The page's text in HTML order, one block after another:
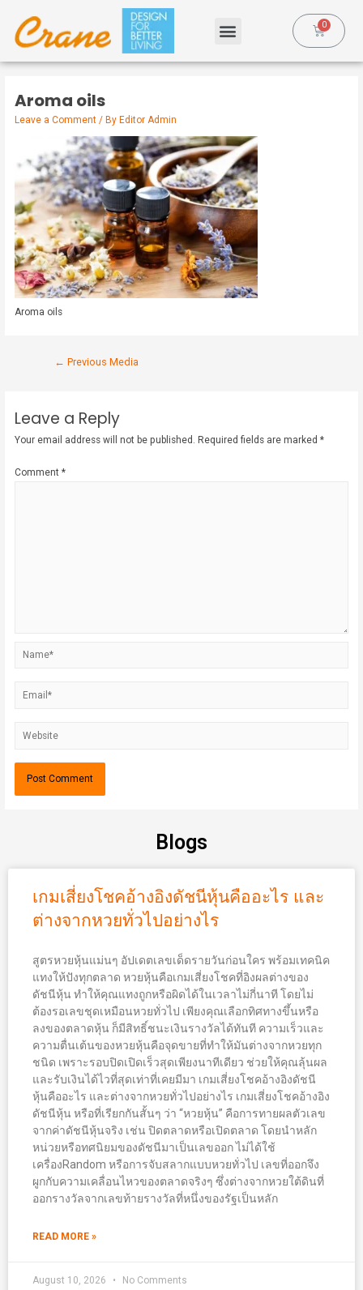
Aroma oils
Leave a Comment / ByEditor Admin
Aroma oils
← Previous Media
Leave a Reply
Your email address will not be published. Required fields are marked*
Comment*
Blogs
เกมเสี่ยงโชคอ้างอิงดัชนีหุ้นคืออะไร และ
ต่างจากหวยทั่วไปอย่างไร
สูตรหวยหุ้นแม่นๆ อัปเดตเลขเด็ดรายวันก่อนใคร พร้อมเทคนิค
แทงให้ปังทุกตลาด หวยหุ้นคือเกมเสี่ยงโชคที่อิงผลต่างของ
ดัชนีหุ้น ทำให้คุณแทงถูกหรือผิดได้ในเวลาไม่กี่นาที โดยไม่
ต้องรอเลขชุดเหมือนหวยทั่วไป เพียงคุณเลือกทิศทางขึ้นหรือ
ลงของตลาดหุ้น ก็มีสิทธิ์ชนะเงินรางวัลได้ทันที ความเร็วและ
ความตื่นเต้นของหวยหุ้นคือจุดขายที่ทำให้มันต่างจากหวยทุก
ชนิด เพราะรอบปิดเปิดเร็วสุดเพียงนาทีเดียว ช่วยให้คุณลุ้นผล
และรับเงินได้ไวที่สุดเท่าที่เคยมีมา เกมเสี่ยงโชคอ้างอิงดัชนี
หุ้นคืออะไร และต่างจากหวยทั่วไปอย่างไร เกมเสี่ยงโชคอ้างอิง
ดัชนีหุ้น หรือที่เรียกกันสั้นๆ ว่า “หวยหุ้น” คือการทายผลตัวเลข
จากค่าดัชนีหุ้นจริง เช่น ปิดตลาดหรือเปิดตลาด โดยนำหลัก
หน่วยหรือทศนิยมของดัชนีมาเป็นเลขออก ไม่ได้ใช้
เครื่องRandom หรือการจับสลากแบบหวยทั่วไป เลขที่ออกจึง
ผูกกับความเคลื่อนไหวของตลาดจริงๆ ซึ่งต่างจากหวยใต้ดินที่
ออกรางวัลจากเลขท้ายรางวัลที่หนึ่งของรัฐเป็นหลัก
READ MORE »
August 10, 2026 No Comments